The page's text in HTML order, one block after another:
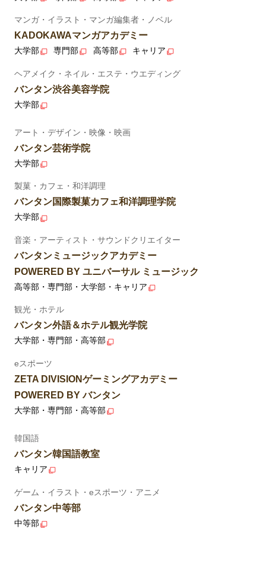
マンガ・イラスト・マンガ編集者・ノベル
KADOKAWAマンガアカデミー
大学部 専門部 高等部 キャリア
ヘアメイク・ネイル・エステ・ウエディング
バンタン渋谷美容学院
大学部
アート・デザイン・映像・映画
バンタン芸術学院
大学部
製菓・カフェ・和洋調理
バンタン国際製菓カフェ和洋調理学院
大学部
音楽・アーティスト・サウンドクリエイター
バンタンミュージックアカデミー
POWERED BY ユニバーサル ミュージック
高等部・専門部・大学部・キャリア
観光・ホテル
バンタン外語＆ホテル観光学院
大学部・専門部・高等部
eスポーツ
ZETA DIVISIONゲーミングアカデミー
POWERED BY バンタン
大学部・専門部・高等部
韓国語
バンタン韓国語教室
キャリア
ゲーム・イラスト・eスポーツ・アニメ
バンタン中等部
中等部